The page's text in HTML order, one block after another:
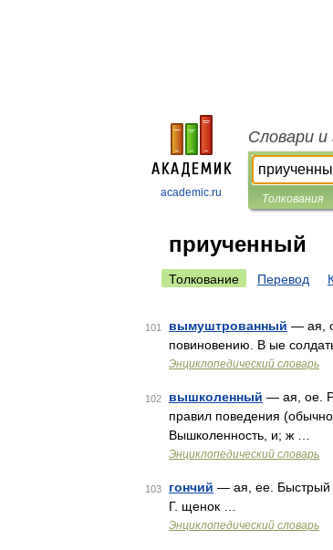
academic.ru
Словари и
Толкования
приученный
Толкование Перевод
101 вымуштрованный — ая,
повиновению. В ые
Энциклопедический словарь
102 вышколенный — ая, ое.
правил поведения
Вышколенность, и; ж …
Энциклопедический словарь
103 гончий — ая, ее. Быстрый
Г. щенок …
Энциклопедический словарь